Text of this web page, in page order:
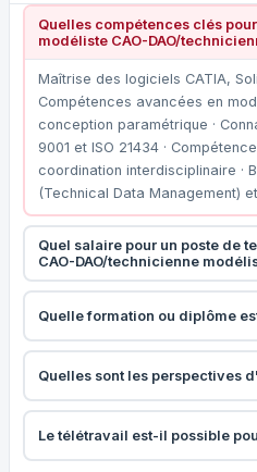
Quelles compétences clés
modéliste CAO-DAO/
Maîtrise des logiciels CATIA,
Compétences avancées en
conception paramétrique ·
9001 et ISO 21434 ·
coordination interdisciplinaire ·
(Technical Data Management)
Quel salaire pour un poste de
CAO-DAO/technicienne
Quelle formation ou diplôme
Quelles sont les perspectives
Le télétravail est-il possible